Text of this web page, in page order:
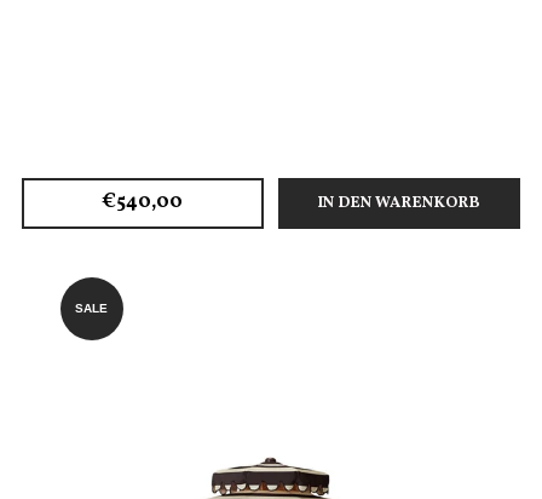
€540,00 IN DEN WARENKORB
SALE